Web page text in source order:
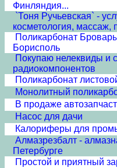
Финляндия...
`Тоня Ручьевская` -
косметология, массаж,
Поликарбонат
Борисполь
Покупаю нелеквиды и
радиокомпонентов
Поликарбонат
Монолитный
В продаже
Насос для дачи
Калориферы для
Алмазрезбалт -
Петербурге
Простой и приятный